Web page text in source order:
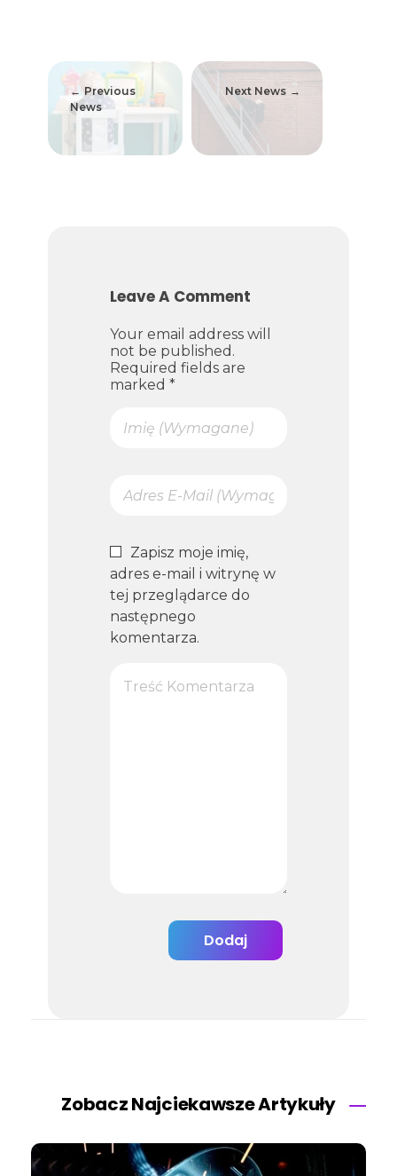
Previous
News
Next News
Leave A Comment
Your email address will
not be published.
Required fields are
marked *
Zapisz moje imię,
adres e-mail i witrynę w
tej przeglądarce do
następnego
komentarza.
Zobacz Najciekawsze Artykuły